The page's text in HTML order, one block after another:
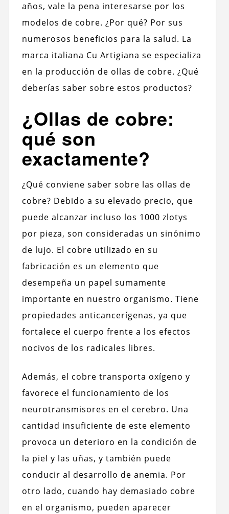
años, vale la pena interesarse por los
modelos de cobre. ¿Por qué? Por sus
numerosos beneficios para la salud. La
marca italiana Cu Artigiana se especializa
en la producción de ollas de cobre. ¿Qué
deberías saber sobre estos productos?
¿Ollas de cobre:
qué son
exactamente?
¿Qué conviene saber sobre las ollas de
cobre? Debido a su elevado precio, que
puede alcanzar incluso los 1000 zlotys
por pieza, son consideradas un sinónimo
de lujo. El cobre utilizado en su
fabricación es un elemento que
desempeña un papel sumamente
importante en nuestro organismo. Tiene
propiedades anticancerígenas, ya que
fortalece el cuerpo frente a los efectos
nocivos de los radicales libres.
Además, el cobre transporta oxígeno y
favorece el funcionamiento de los
neurotransmisores en el cerebro. Una
cantidad insuficiente de este elemento
provoca un deterioro en la condición de
la piel y las uñas, y también puede
conducir al desarrollo de anemia. Por
otro lado, cuando hay demasiado cobre
en el organismo, pueden aparecer